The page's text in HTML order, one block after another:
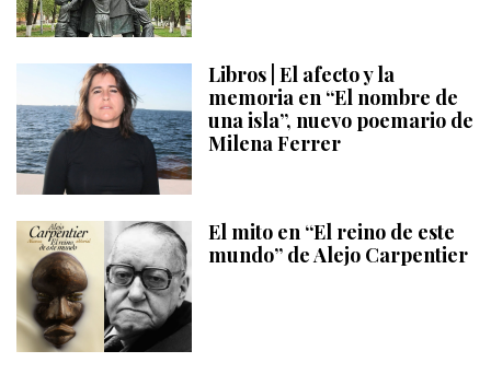
Libros | El afecto y la
memoria en “El nombre de
una isla”, nuevo poemario de
Milena Ferrer
El mito en “El reino de este
mundo” de Alejo Carpentier